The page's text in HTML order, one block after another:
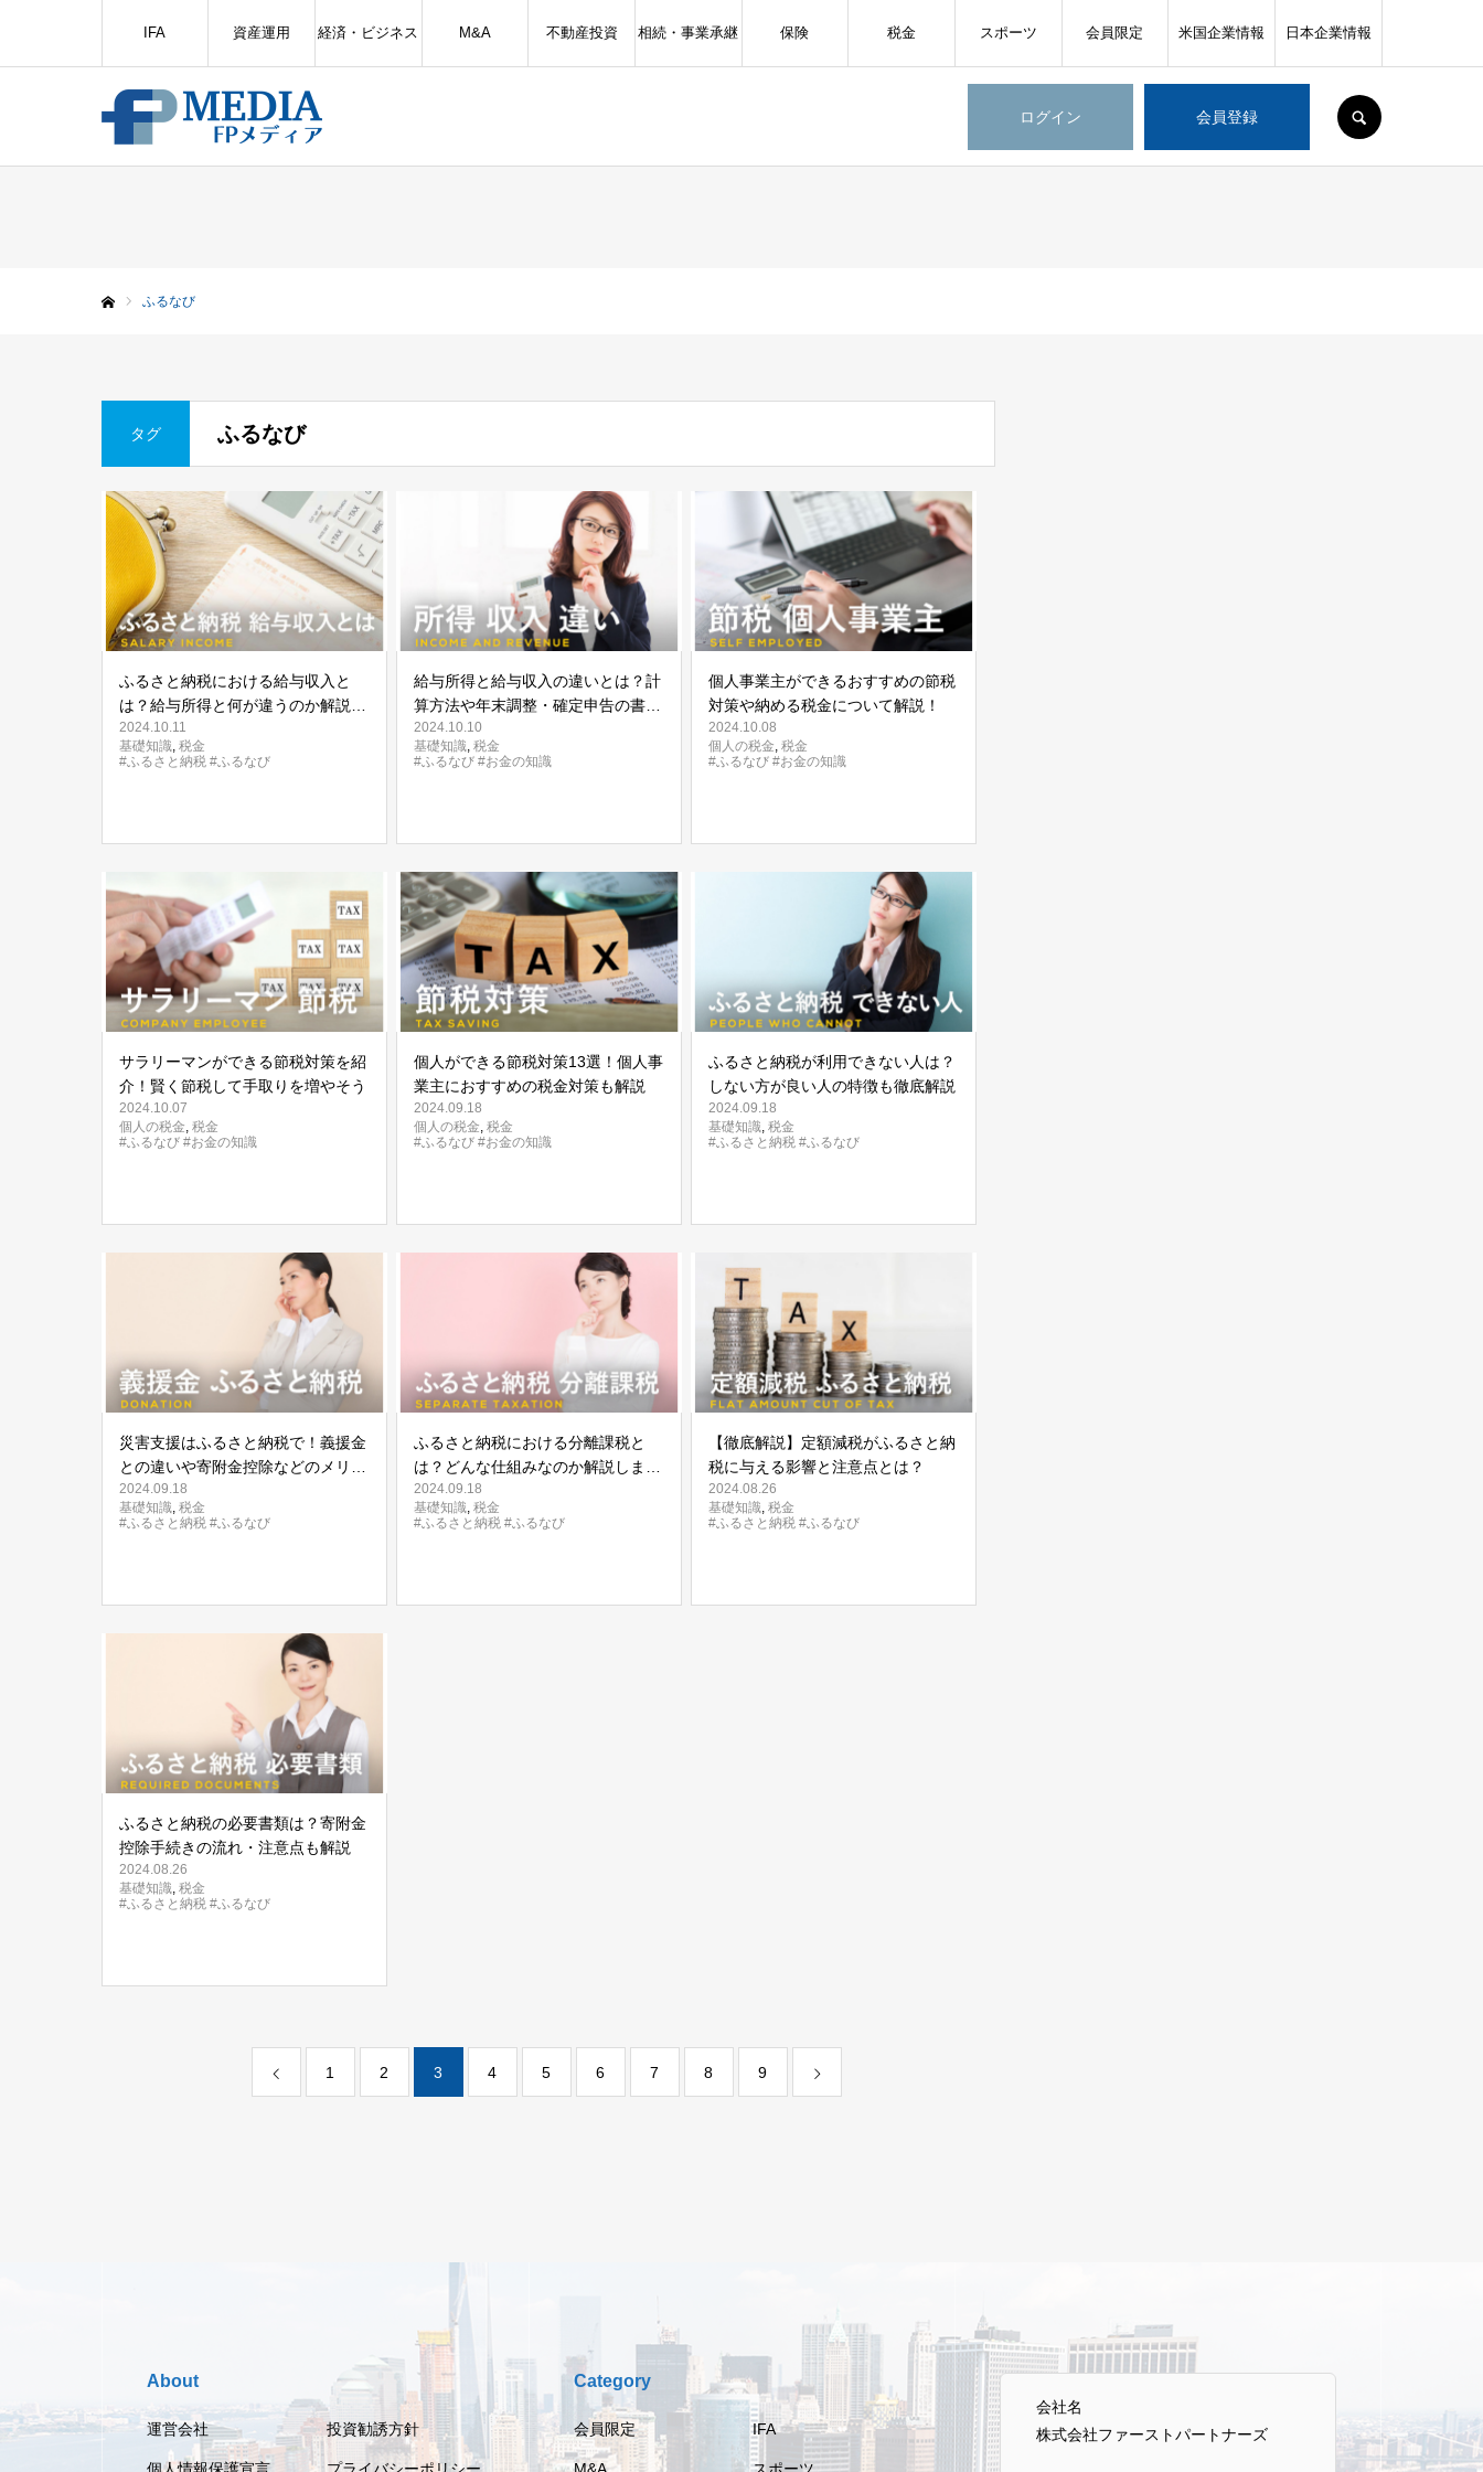
ログイン 会員登録
IFA 資産運用 経済・ビジネス M&A 不動産投資 相続・事業承継 保険 税金 スポーツ 会員限定 米国企業情報 日本企業情報
ふるなび
タグ ふるなび
ふるさと納税における給与収入と
は？給与所得と何が違うのか解説し
ます
2024.10.11
基礎知識, 税金
#ふるさと納税 #ふるなび
給与所得と給与収入の違いとは？計
算方法や年末調整・確定申告の書き
方も解説
2024.10.10
基礎知識, 税金
#ふるなび #お金の知識
個人事業主ができるおすすめの節税
対策や納める税金について解説！
2024.10.08
個人の税金, 税金
#ふるなび #お金の知識
サラリーマンができる節税対策を紹
介！賢く節税して手取りを増やそう
2024.10.07
個人の税金, 税金
#ふるなび #お金の知識
個人ができる節税対策13選！個人事
業主におすすめの税金対策も解説
2024.09.18
個人の税金, 税金
#ふるなび #お金の知識
ふるさと納税が利用できない人は？
しない方が良い人の特徴も徹底解説
2024.09.18
基礎知識, 税金
#ふるさと納税 #ふるなび
災害支援はふるさと納税で！義援金
との違いや寄附金控除などのメリッ
トを解説
2024.09.18
基礎知識, 税金
#ふるさと納税 #ふるなび
ふるさと納税における分離課税と
は？どんな仕組みなのか解説しま
す！
2024.09.18
基礎知識, 税金
#ふるさと納税 #ふるなび
【徹底解説】定額減税がふるさと納
税に与える影響と注意点とは？
2024.08.26
基礎知識, 税金
#ふるさと納税 #ふるなび
ふるさと納税の必要書類は？寄附金
控除手続きの流れ・注意点も解説
2024.08.26
基礎知識, 税金
#ふるさと納税 #ふるなび
1 2 3 4 5 6 7 8 9
About
運営会社 投資勧誘方針
Category
会員限定 IFA
会社名
株式会社ファーストパートナーズ